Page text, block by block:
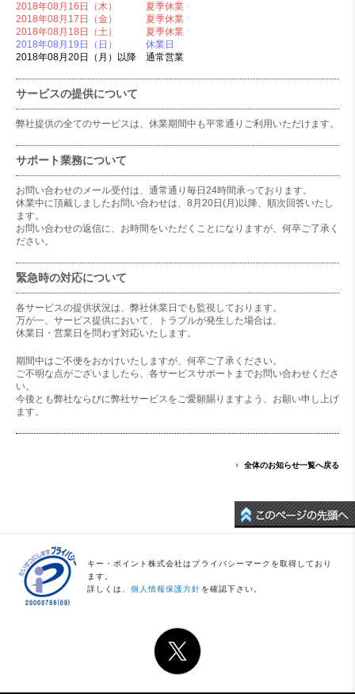
2018年08月16日（木） 夏季休業
2018年08月17日（金） 夏季休業
2018年08月18日（土） 夏季休業
2018年08月19日（日） 休業日
2018年08月20日（月）以降 通常営業
サービスの提供について
弊社提供の全てのサービスは、休業期間中も平常通りご利用いただけます。
サポート業務について
お問い合わせのメール受付は、通常通り毎日24時間承っております。
休業中に頂戴しましたお問い合わせは、8月20日(月)以降、順次回答いたし
ます。
お問い合わせの返信に、お時間をいただくことになりますが、何卒ご了承く
ださい。
緊急時の対応について
各サービスの提供状況は、弊社休業日でも監視しております。
万が一、サービス提供において、トラブルが発生した場合は、
休業日・営業日を問わず対応いたします。
期間中はご不便をおかけいたしますが、何卒ご了承ください。
ご不明な点がございましたら、各サービスサポートまでお問い合わせくださ
い。
今後とも弊社ならびに弊社サービスをご愛願賜りますよう、お願い申し上げ
ます。
全体のお知らせ一覧へ戻る
キー・ポイント株式会社はプライバシーマークを取得しており
ます。
詳しくは、個人情報保護方針 を確認下さい。